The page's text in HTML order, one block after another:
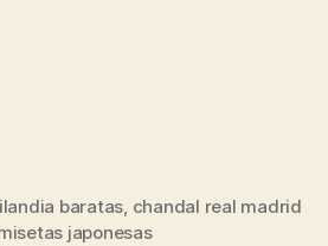
baratas, chandal real madrid
japonesas